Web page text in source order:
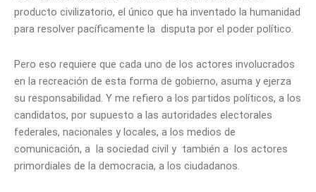
producto civilizatorio, el único que ha inventado la humanidad
para resolver pacíficamente la disputa por el poder político.
Pero eso requiere que cada uno de los actores involucrados
en la recreación de esta forma de gobierno, asuma y ejerza
su responsabilidad. Y me refiero a los partidos políticos, a los
candidatos, por supuesto a las autoridades electorales
federales, nacionales y locales, a los medios de
comunicación, a la sociedad civil y también a los actores
primordiales de la democracia, a los ciudadanos.